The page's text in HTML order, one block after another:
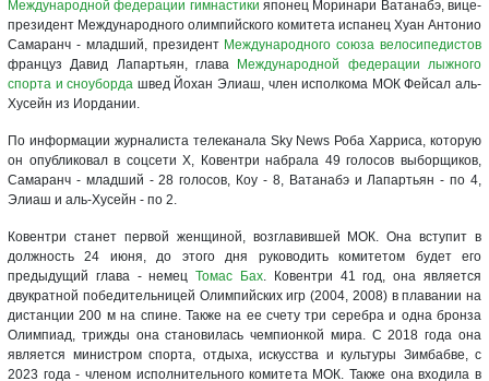
Международной федерации гимнастики японец Моринари Ватанабэ, вице-
президент Международного олимпийского комитета испанец Хуан Антонио
Самаранч - младший, президент Международного союза велосипедистов
француз Давид Лапартьян, глава
Международной федерации лыжного
спорта и сноуборда швед Йохан Элиаш, член исполкома МОК Фейсал аль-
Хусейн из Иордании.
По информации журналиста телеканала Sky News Роба Харриса, которую
он опубликовал в соцсети X, Ковентри набрала 49 голосов выборщиков,
Самаранч - младший - 28 голосов, Коу - 8, Ватанабэ и Лапартьян - по 4,
Элиаш и аль-Хусейн - по 2.
Ковентри станет первой женщиной, возглавившей МОК. Она вступит в
должность 24 июня, до этого дня руководить комитетом будет его
предыдущий глава - немецТомас Бах. Ковентри 41 год, она является
двукратной победительницей Олимпийских игр (2004, 2008) в плавании на
дистанции 200 м на спине. Также на ее счету три серебра и одна бронза
Олимпиад, трижды она становилась чемпионкой мира. С 2018 года она
является министром спорта, отдыха, искусства и культуры Зимбабве, с
2023 года - членом исполнительного комитета МОК. Также она входила в